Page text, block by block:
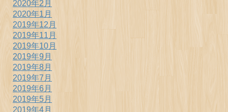
2020年2月
2020年1月
2019年12月
2019年11月
2019年10月
2019年9月
2019年8月
2019年7月
2019年6月
2019年5月
2019年4月